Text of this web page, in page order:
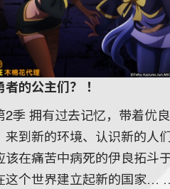
的公主们？ ！
2季 拥有过去记忆，带着优
到新的环境、认识新的人
在痛苦中病死的伊良拓斗
这个世界建立起新的国家